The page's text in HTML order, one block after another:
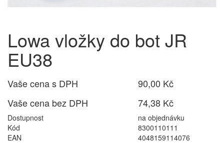
Lowa vložky do bot JR
EU38
Vaše cena s DPH
90,00 Kč
Vaše cena bez DPH
74,38 Kč
Dostupnost
na objednávku
Kód
8300110111
EAN
4048159114076